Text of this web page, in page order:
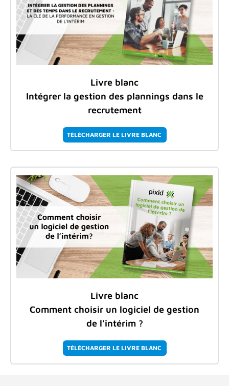
Livre blanc
Intégrer la gestion des plannings dans le
recrutement
TÉLÉCHARGER LE LIVRE BLANC
Livre blanc
Comment choisir un logiciel de gestion
de l'intérim ?
TÉLÉCHARGER LE LIVRE BLANC